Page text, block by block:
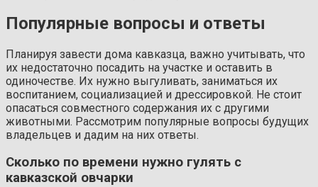
Популярные вопросы и ответы
Планируя завести дома кавказца, важно учитывать, что
их недостаточно посадить на участке и оставить в
одиночестве. Их нужно выгуливать, заниматься их
воспитанием, социализацией и дрессировкой. Не стоит
опасаться совместного содержания их с другими
животными. Рассмотрим популярные вопросы будущих
владельцев и дадим на них ответы.
Сколько по времени нужно гулять с
кавказской овчарки